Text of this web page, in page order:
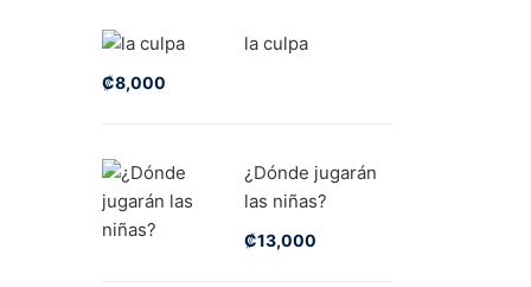
la culpa
₡8,000
¿Dónde jugarán
las niñas?
₡13,000